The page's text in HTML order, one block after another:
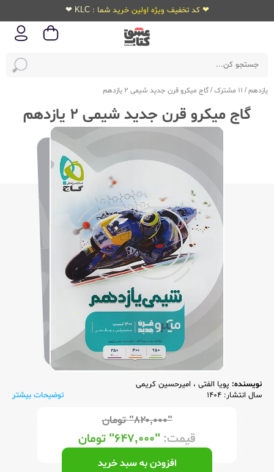
❤ کد تخفیف ویژه اولین خرید شما : KLC ❤
یازدهم/ 11 مشترک /گاج میکرو قرن جدید شیمی 2 یازدهم
گاج میکرو قرن جدید شیمی 2 یازدهم
نویسنده: پویا الفتی ، امیرحسین کریمی
سال انتشار: 1404
توضیحات بیشتر
"۸۲۰,۰۰۰" تومان
قیمت: "۶۴۷,۰۰۰" تومان
افزودن به سبد خرید